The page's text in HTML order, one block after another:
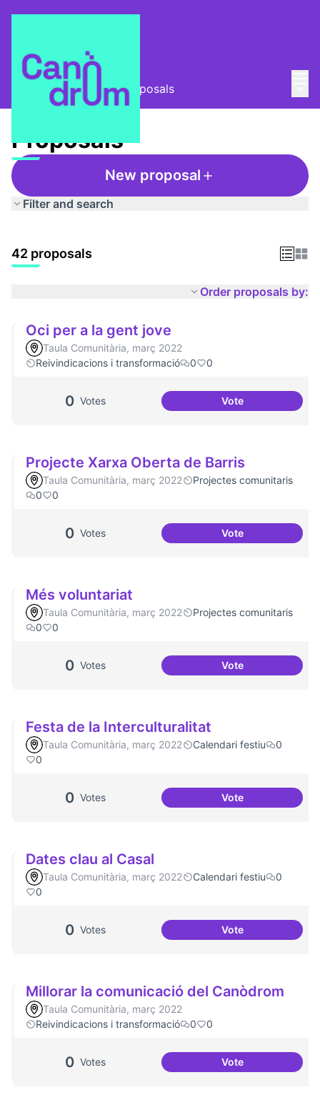
Taula Comunitària / Proposals
Proposals
New proposal
Filter and search
42 proposals
Order proposals by:
Oci per a la gent jove
Taula Comunitària, març 2022
Reivindicacions i transformació
0 0
0 Votes VoteOci per a la gent
Projecte Xarxa Oberta de Barris
Taula Comunitària, març 2022
Projectes comunitaris
0
0
0 Votes VoteProjecte Xarxa
Més voluntariat
Taula Comunitària, març 2022
Projectes comunitaris
0
0
0 Votes VoteMés voluntariat
Festa de la Interculturalitat
Taula Comunitària, març 2022 Calendari festiu
0
0
0 Votes VoteFesta de la
Dates clau al Casal
Taula Comunitària, març 2022 Calendari festiu
0
0
0 Votes VoteDates clau al
Millorar la comunicació del Canòdrom
Taula Comunitària, març 2022
Reivindicacions i transformació
0 0
0 Votes VoteMillorar la